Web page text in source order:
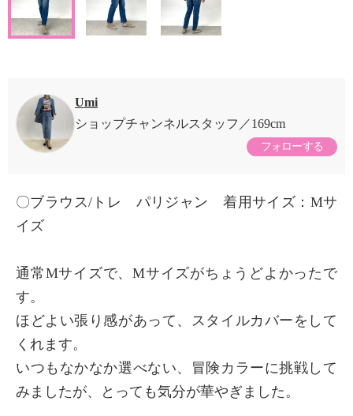
Umi
ショップチャンネルスタッフ
169cm
フォローする
〇ブラウス/トレ パリジャン 着用サイズ：Mサ
イズ
通常Mサイズで、Mサイズがちょうどよかったで
す。
ほどよい張り感があって、スタイルカバーをして
くれます。
いつもなかなか選べない、冒険カラーに挑戦して
みましたが、とっても気分が華やぎました。